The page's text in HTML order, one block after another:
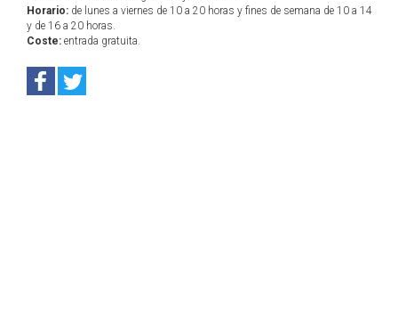
Horario: de lunes a viernes de 10 a 20 horas y fines de semana de 10 a 14
y de 16 a 20 horas.
Coste: entrada gratuita.